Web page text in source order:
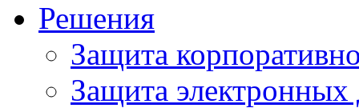
Решения
Защита
Защита электронных